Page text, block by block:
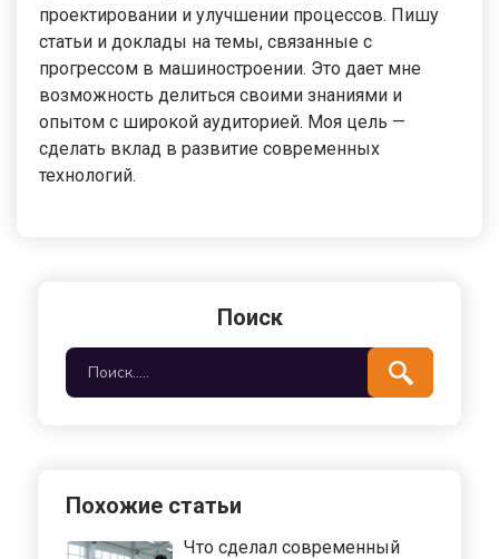
проектировании и улучшении процессов. Пишу
статьи и доклады на темы, связанные с
прогрессом в машиностроении. Это дает мне
возможность делиться своими знаниями и
опытом с широкой аудиторией. Моя цель —
сделать вклад в развитие современных
технологий.
Поиск
Похожие статьи
Что сделал современный